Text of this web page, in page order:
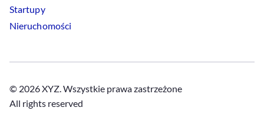
Startupy
Nieruchomości
© 2026 XYZ. Wszystkie prawa zastrzeżone
All rights reserved